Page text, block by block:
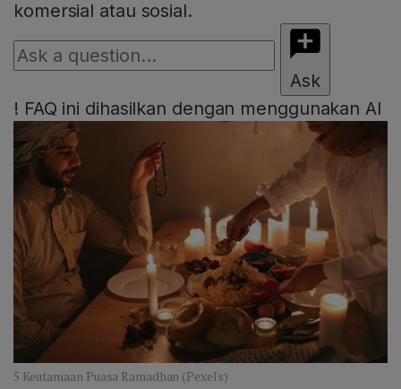
komersial atau sosial.
Ask
! FAQ ini dihasilkan dengan menggunakan AI
5 Keutamaan Puasa Ramadhan (Pexels)